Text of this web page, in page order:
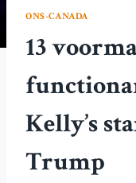
ONS-CANADA
13
Kelly’s
Trump